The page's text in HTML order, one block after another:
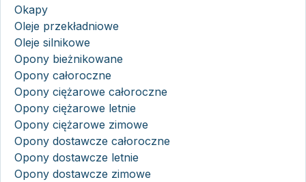
Okapy
Oleje przekładniowe
Oleje silnikowe
Opony bieżnikowane
Opony całoroczne
Opony ciężarowe całoroczne
Opony ciężarowe letnie
Opony ciężarowe zimowe
Opony dostawcze całoroczne
Opony dostawcze letnie
Opony dostawcze zimowe